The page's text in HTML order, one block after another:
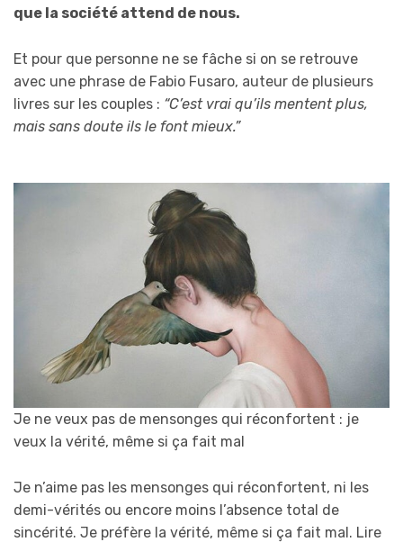
que la société attend de nous.
Et pour que personne ne se fâche si on se retrouve
avec une phrase de Fabio Fusaro, auteur de plusieurs
livres sur les couples : “C’est vrai qu’ils mentent plus,
mais sans doute ils le font mieux.”
Je ne veux pas de mensonges qui réconfortent : je
veux la vérité, même si ça fait mal
Je n’aime pas les mensonges qui réconfortent, ni les
demi-vérités ou encore moins l’absence total de
sincérité. Je préfère la vérité, même si ça fait mal. Lire